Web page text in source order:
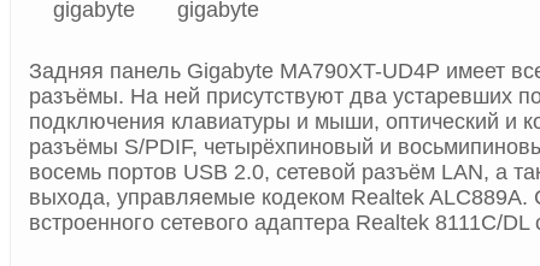
Задняя панель Gigabyte MA790XT-UD4P имеет
разъёмы. На ней присутствуют два устаревших
подключения клавиатуры и мыши, оптический и
разъёмы S/PDIF, четырёхпиновый и
восемь портов USB 2.0, сетевой разъём LAN, а
выхода, управляемые кодеком Realtek ALC889A.
встроенного сетевого адаптера Realtek 8111C/DL